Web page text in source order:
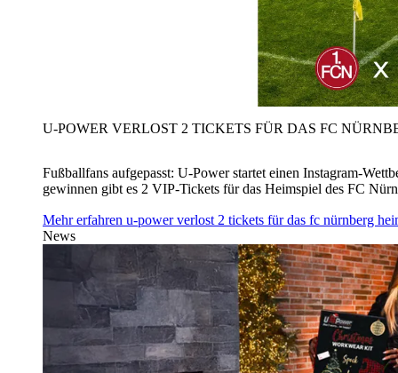
U‑POWER VERLOST 2 TICKETS FÜR DAS FC
Fußballfans aufgepasst: U‑Power startet einen Instagram-
gewinnen gibt es 2 VIP-Tickets für das Heimspiel des FC
Mehr erfahren u‑power verlost 2 tickets für das fc nürnberg
News